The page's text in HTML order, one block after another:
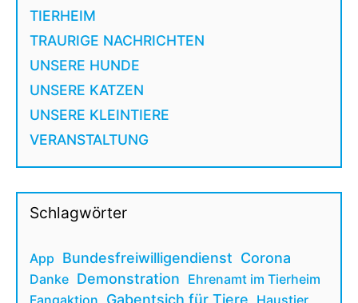
TIERHEIM
TRAURIGE NACHRICHTEN
UNSERE HUNDE
UNSERE KATZEN
UNSERE KLEINTIERE
VERANSTALTUNG
Schlagwörter
App Bundesfreiwilligendienst Corona
Danke Demonstration Ehrenamt im Tierheim
Fangaktion Gabentsich für Tiere Haustier